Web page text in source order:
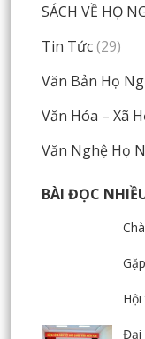
SÁCH VỀ HỌ
Tin Tức(29)
Văn Bản Họ
Văn Hóa – Xã
Văn Nghệ Họ
BÀI ĐỌC
Đại